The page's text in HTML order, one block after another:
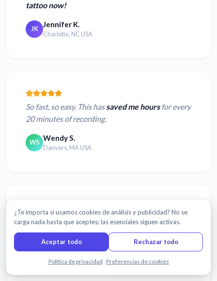
tattoo now!
JK Jennifer K.
Charlotte, NC USA
So fast, so easy. This hassaved me hoursfor every
20 minutes of recording.
WS Wendy S.
Danvers, MA USA
The transcription service wasawesome. I can’t
thank Sonix enough.
Glenda I.
San Diego, CA USA Chatea con nosotros
¿Te importa si usamos cookies de análisis y publicidad? No se
carga nada hasta que aceptes; las esenciales siguen activas.
Aceptar todo Rechazar todo
Política de privacidad · Preferencias de cookies